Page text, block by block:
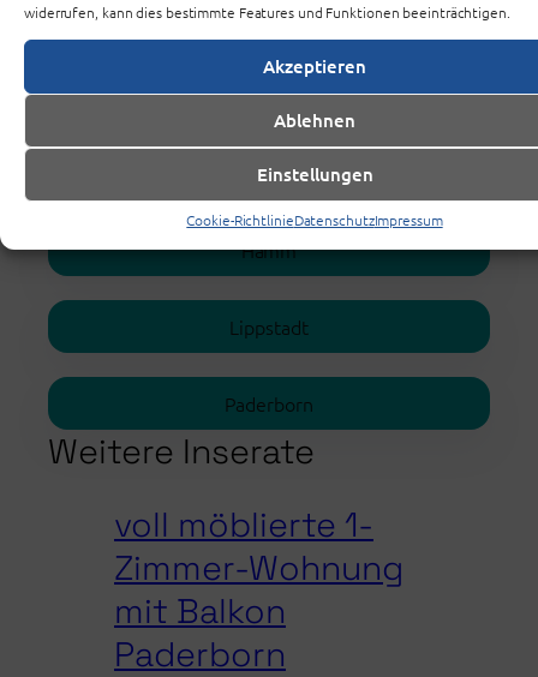
widerrufen, kann dies bestimmte Features und Funktionen beeinträchtigen.
Akzeptieren
Ablehnen
Einstellungen
Cookie-RichtlinieDatenschutzImpressum
Die Standorte
Hamm
Lippstadt
Paderborn
Weitere Inserate
voll möblierte 1-
Zimmer-Wohnung
mit Balkon
Paderborn